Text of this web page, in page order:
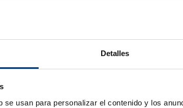
Detalles
se usan para personalizar el contenido y los
plus intenses et plus fréquentes
à
le premier signe annonciateur de
, qui provoque l’écoulement du liquide